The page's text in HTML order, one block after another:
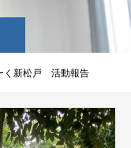
く新松戸 活動報告